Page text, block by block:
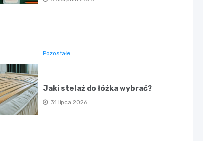
Pozostałe
Jaki stelaż do łóżka wybrać?
31 lipca 2026